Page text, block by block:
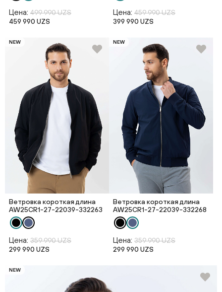
Цена: 499 990 UZS
459 990 UZS
Цена: 459 990 UZS
399 990 UZS
NEW
Ветровка короткая длина
AW25CR1-27-22039-332263
Цена: 359 990 UZS
299 990 UZS
NEW
Ветровка короткая длина
AW25CR1-27-22039-332268
Цена: 359 990 UZS
299 990 UZS
NEW